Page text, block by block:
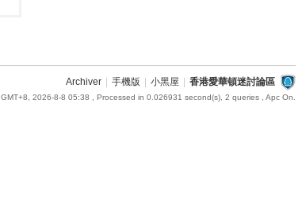
Archiver 手機版 小黑屋 香港愛華頓迷討論區
GMT+8, 2026-8-8 05:38 , Processed in 0.026931 second(s), 2 queries , Apc On.